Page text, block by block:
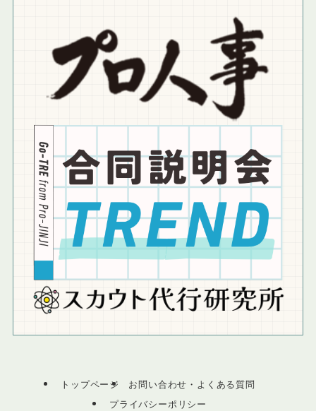
トップページ
お問い合わせ・よくある質問
プライバシーポリシー